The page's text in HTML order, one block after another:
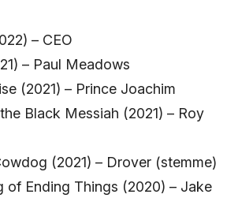
– CEO
– Paul Meadows
(2021) – Prince Joachim
Black Messiah (2021) – Roy
(2021) – Drover (stemme)
of Ending Things (2020) – Jake